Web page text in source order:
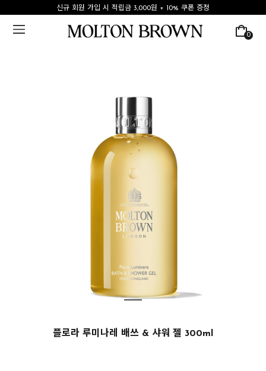
신규 회원 가입 시 적립금 3,000원 + 10% 쿠폰 증정
0
플로라 루미나레 배쓰 & 샤워 젤 300ml